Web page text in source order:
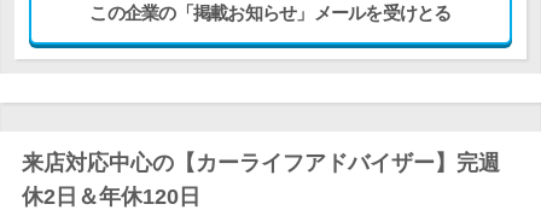
この企業の「掲載お知らせ」メールを受けとる
来店対応中心の【カーライフアドバイザー】完週
休2日＆年休120日